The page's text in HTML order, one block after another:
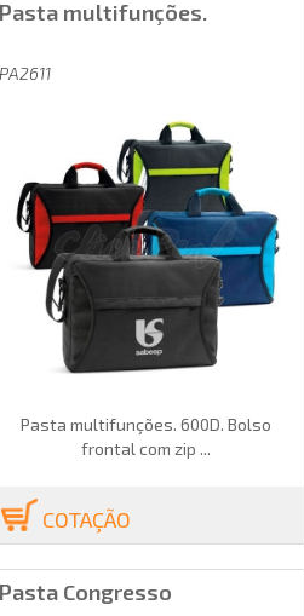
Pasta multifunções.
PA2611
Pasta multifunções. 600D. Bolso
frontal com zip ...
COTAÇÃO
Pasta Congresso